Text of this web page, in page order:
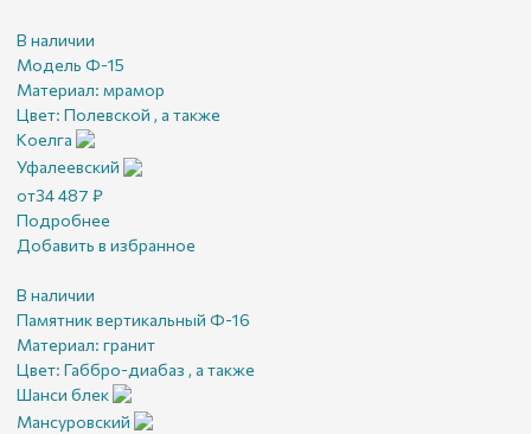
В наличии
Модель Ф-15
Материал: мрамор
Цвет: Полевской , а также
Коелга
Уфалеевский
от34 487 ₽
Подробнее
Добавить в избранное
В наличии
Памятник вертикальный Ф-16
Материал: гранит
Цвет: Габбро-диабаз , а также
Шанси блек
Мансуровский